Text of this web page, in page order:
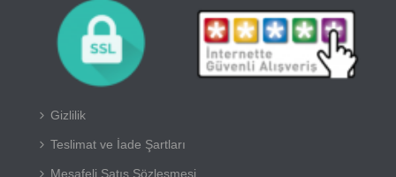
Gizlilik
Teslimat ve İade Şartları
Mesafeli Satış Sözleşmesi